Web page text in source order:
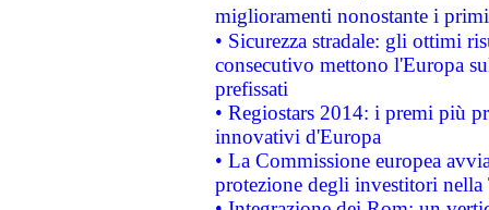
miglioramenti nonostante i
• Sicurezza stradale: gli ottimi
consecutivo mettono l'Europa
prefissati
• Regiostars 2014: i premi più
innovativi d'Europa
• La Commissione europea
protezione degli investitori